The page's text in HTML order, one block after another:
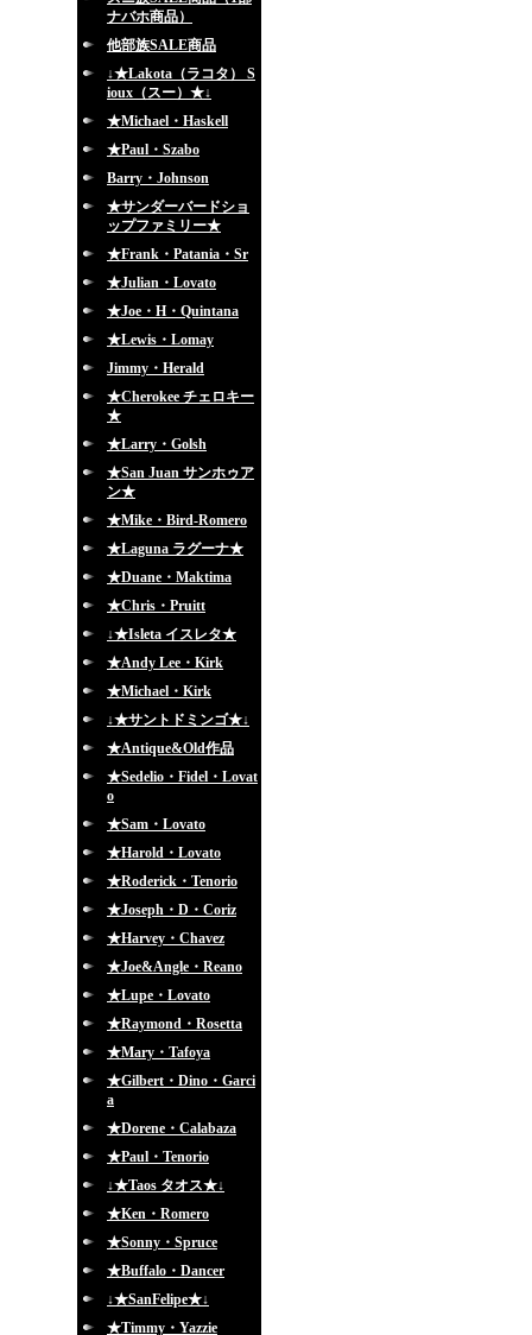
ナバホ商品）
他部族SALE商品
↓★Lakota（ラコタ） S
ioux（スー）★↓
★Michael・Haskell
★Paul・Szabo
Barry・Johnson
★サンダーバードショ
ップファミリー★
★Frank・Patania・Sr
★Julian・Lovato
★Joe・H・Quintana
★Lewis・Lomay
Jimmy・Herald
★Cherokee チェロキー
★
★Larry・Golsh
★San Juan サンホゥア
ン★
★Mike・Bird-Romero
★Laguna ラグーナ★
★Duane・Maktima
★Chris・Pruitt
↓★Isleta イスレタ★
★Andy Lee・Kirk
★Michael・Kirk
↓★サントドミンゴ★↓
★Antique&Old作品
★Sedelio・Fidel・Lovat
o
★Sam・Lovato
★Harold・Lovato
★Roderick・Tenorio
★Joseph・D・Coriz
★Harvey・Chavez
★Joe&Angle・Reano
★Lupe・Lovato
★Raymond・Rosetta
★Mary・Tafoya
★Gilbert・Dino・Garci
a
★Dorene・Calabaza
★Paul・Tenorio
↓★Taos タオス★↓
★Ken・Romero
★Sonny・Spruce
★Buffalo・Dancer
↓★SanFelipe★↓
★Timmy・Yazzie